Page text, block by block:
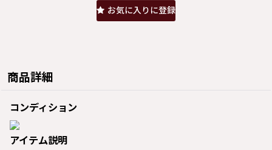
お気に入りに登録
商品詳細
コンディション
アイテム説明